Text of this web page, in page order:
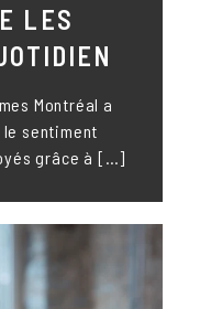
LES
Montréal a
le sentiment
grâce à […]